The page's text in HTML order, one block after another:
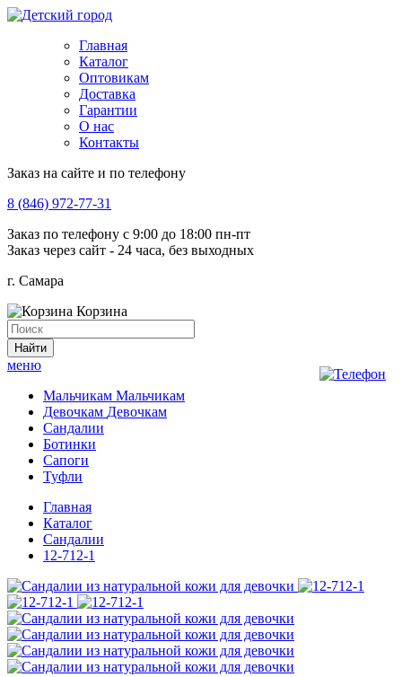
Главная
Каталог
Оптовикам
Доставка
Гарантии
О нас
Контакты
Заказ на сайте и по телефону
8 (846) 972-77-31
Заказ по телефону с 9:00 до 18:00 пн-пт
Заказ через сайт - 24 часа, без выходных
г. Самара
Корзина
меню
Мальчикам Мальчикам
Девочкам Девочкам
Сандалии
Ботинки
Сапоги
Туфли
Главная
Каталог
Сандалии
12-712-1